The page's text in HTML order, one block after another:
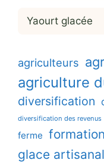
Yaourt glacée
agriculteurs
agriculture
diversification
diversification des revenus
ferme formation
glace